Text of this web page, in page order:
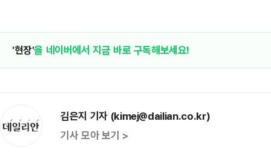
'현장'을 네이버에서 지금 바로 구독해보세요!
김은지 기자 (kimej@dailian.co.kr)
기사 모아 보기 >